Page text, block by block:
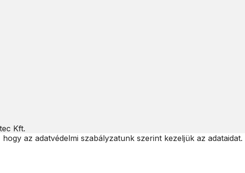
Kft.
az adatvédelmi szabályzatunk szerint kezeljük az adataidat.